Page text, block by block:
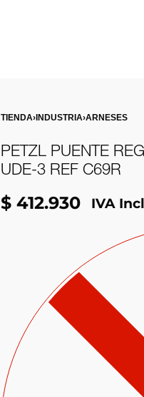
TIENDA› INDUSTRIA›ARNESES
PETZL PUENTE
UDE-3 REF C69R
$ 412.930 IVA